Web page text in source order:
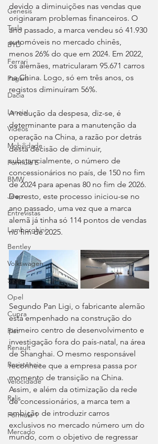
Genesis
Tesla
BYD
Ferrari
Pagani
Dacia
Lancia
Videos
Mobilidade
Fórmula E
BMW
Jeep
Entrevistas
Lamborghini
Bentley
Volkswagen
Seat
Opel
Cupra
Fiat
Renault
Resistência
Velocidade
Ralis
Fórmula 1
Mercado
devido a diminuições nas vendas que
originaram problemas financeiros. O
ano passado, a marca vendeu só 41.930
automóveis no mercado chinês,
menos 26% do que em 2024. Em 2022,
os alemães, matricularam 95.671 carros
na China. Logo, só em três anos, os
registos diminuíram 56%.
A redução da despesa, diz-se, é
determinante para a manutenção da
operação na China, a razão por detrás
desta decisão de diminuir,
substancialmente, o número de
concessionários no país, de 150 no fim
de 2024 para apenas 80 no fim de 2026.
De resto, este processo iniciou-se no
ano passado, uma vez que a marca
alemã já tinha só 114 pontos de vendas
no fim de 2025.
Segundo Pan Ligi, o fabricante alemão
está empenhado na construção do
primeiro centro de desenvolvimento e
investigação fora do país-natal, na área
de Shanghai. O mesmo responsável
reconhece que a empresa passa por
momento de transição na China.
Assim, e além da otimização da rede
de concessionários, a marca tem a
ambição de introduzir carros
exclusivos no mercado número um do
mundo, com o objetivo de regressar